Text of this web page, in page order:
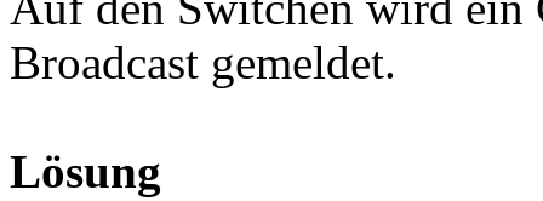
Broadcast gemeldet.
Lösung